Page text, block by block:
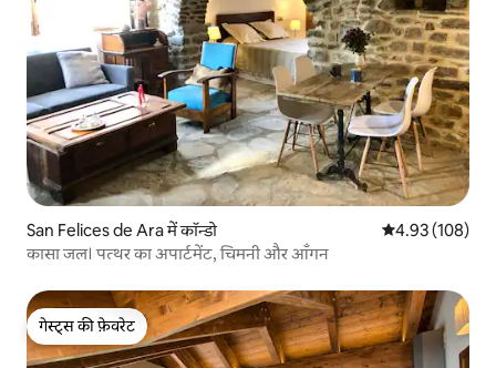
San Felices de Ara में कॉन्डो औसत रेटिंग 5 में से
4.93 (108)
कासा जल। पत्थर का अपार्टमेंट, चिमनी और आँगन
गेस्ट्स की फ़ेवरेट
गेस्ट्स की फ़ेवरेट